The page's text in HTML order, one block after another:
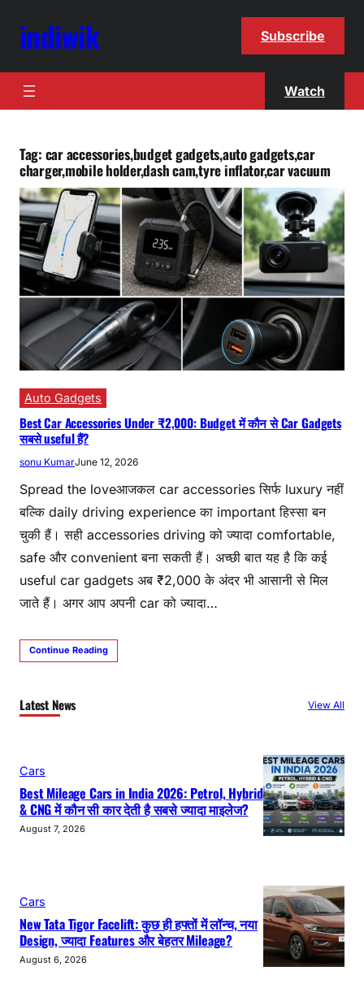
indiwik Subscribe
Watch
Tag: car accessories,budget gadgets,auto gadgets,car
charger,mobile holder,dash cam,tyre inflator,car vacuum
Auto Gadgets
Best Car Accessories Under ₹2,000: Budget में कौन से Car Gadgets
सबसे useful हैं?
sonu KumarJune 12, 2026
Spread the loveआजकल car accessories सिर्फ luxury नहीं
बल्कि daily driving experience का important हिस्सा बन
चुकी हैं। सही accessories driving को ज्यादा comfortable,
safe और convenient बना सकती हैं। अच्छी बात यह है कि कई
useful car gadgets अब ₹2,000 के अंदर भी आसानी से मिल
जाते हैं। अगर आप अपनी car को ज्यादा…
Continue Reading
Latest News View All
Cars
Best Mileage Cars in India 2026: Petrol, Hybrid
& CNG में कौन सी कार देती है सबसे ज्यादा माइलेज?
August 7, 2026
Cars
New Tata Tigor Facelift: कुछ ही हफ्तों में लॉन्च, नया
Design, ज्यादा Features और बेहतर Mileage?
August 6, 2026